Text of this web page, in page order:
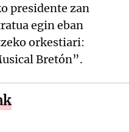
presidente zan
egin eban
orkestiari:
Bretón”.